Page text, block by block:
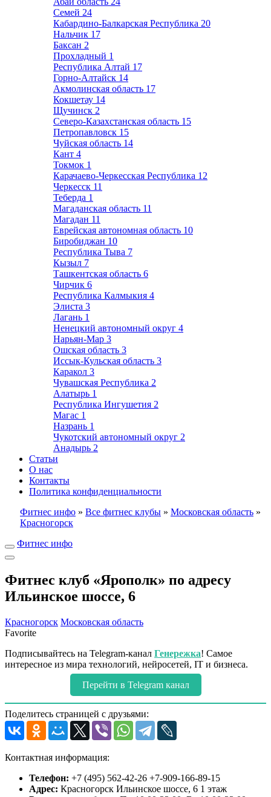
Семей 24
Кабардино-Балкарская Республика 20
Нальчик 17
Баксан 2
Прохладный 1
Республика Алтай 17
Горно-Алтайск 14
Акмолинская область 17
Кокшетау 14
Щучинск 2
Северо-Казахстанская область 15
Петропавловск 15
Чуйская область 14
Кант 4
Токмок 1
Карачаево-Черкесская Республика 12
Черкесск 11
Теберда 1
Магаданская область 11
Магадан 11
Еврейская автономная область 10
Биробиджан 10
Республика Тыва 7
Кызыл 7
Ташкентская область 6
Чирчик 6
Республика Калмыкия 4
Элиста 3
Лагань 1
Ненецкий автономный округ 4
Нарьян-Мар 3
Ошская область 3
Иссык-Кульская область 3
Каракол 3
Чувашская Республика 2
Алатырь 1
Республика Ингушетия 2
Магас 1
Назрань 1
Чукотский автономный округ 2
Анадырь 2
Статьи
О нас
Контакты
Политика конфиденциальности
Фитнес инфо » Все фитнес клубы » Московская область »
Красногорск
Фитнес инфо
Фитнес клуб «Ярополк» по адресу
Ильинское шоссе, 6
Красногорск Московская область
Favorite
Подписывайтесь на Telegram-канал Генережка! Самое
интересное из мира технологий, нейросетей, IT и бизнеса.
Перейти в Telegram канал
Поделитесь страницей с друзьями:
Контактная информация:
Телефон: +7 (495) 562-42-26 +7-909-166-89-15
Адрес: Красногорск Ильинское шоссе, 6 1 этаж